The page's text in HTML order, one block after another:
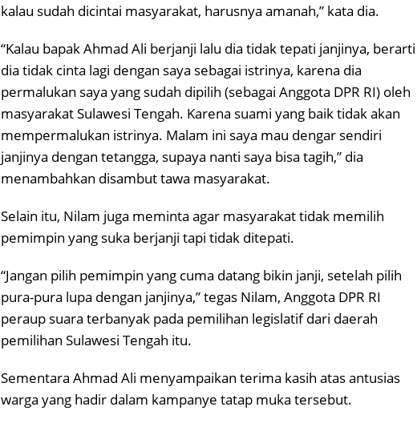
kalau sudah dicintai masyarakat, harusnya amanah,” kata dia.
“Kalau bapak Ahmad Ali berjanji lalu dia tidak tepati janjinya, berarti
dia tidak cinta lagi dengan saya sebagai istrinya, karena dia
permalukan saya yang sudah dipilih (sebagai Anggota DPR RI) oleh
masyarakat Sulawesi Tengah. Karena suami yang baik tidak akan
mempermalukan istrinya. Malam ini saya mau dengar sendiri
janjinya dengan tetangga, supaya nanti saya bisa tagih,” dia
menambahkan disambut tawa masyarakat.
Selain itu, Nilam juga meminta agar masyarakat tidak memilih
pemimpin yang suka berjanji tapi tidak ditepati.
“Jangan pilih pemimpin yang cuma datang bikin janji, setelah pilih
pura-pura lupa dengan janjinya,” tegas Nilam, Anggota DPR RI
peraup suara terbanyak pada pemilihan legislatif dari daerah
pemilihan Sulawesi Tengah itu.
Sementara Ahmad Ali menyampaikan terima kasih atas antusias
warga yang hadir dalam kampanye tatap muka tersebut.